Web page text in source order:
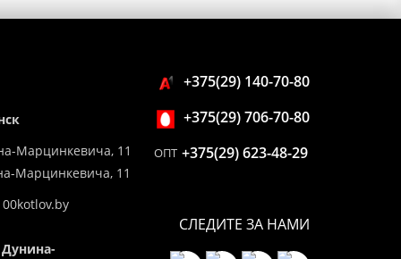
Марцинкевича, 11
Марцинкевича, 11
+375(29) 140-70-80
+375(29) 706-70-80
ОПТ +375(29) 623-48-29
СЛЕДИТЕ ЗА НАМИ